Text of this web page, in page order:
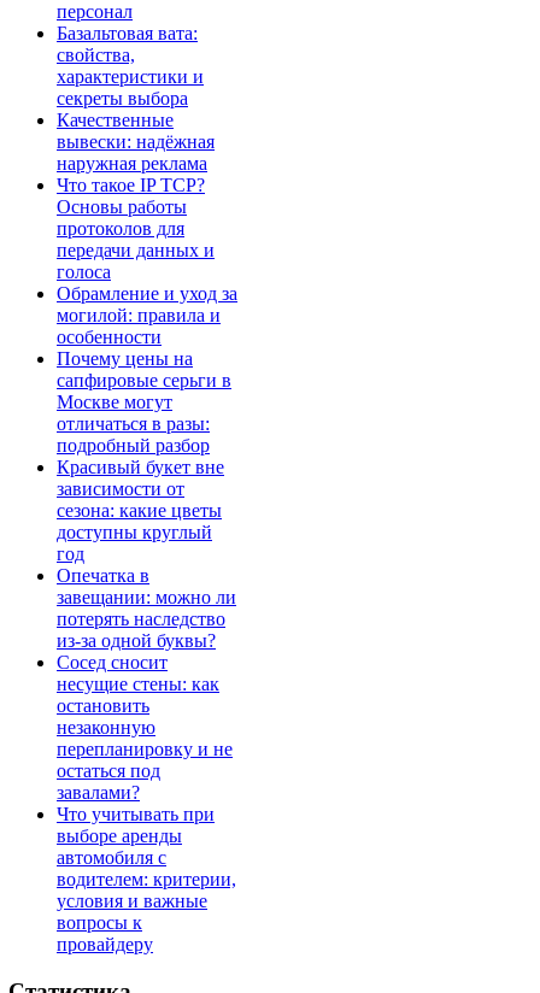
персонал
Базальтовая вата:
свойства,
характеристики и
секреты выбора
Качественные
вывески: надёжная
наружная реклама
Что такое IP TCP?
Основы работы
протоколов для
передачи данных и
голоса
Обрамление и уход за
могилой: правила и
особенности
Почему цены на
сапфировые серьги в
Москве могут
отличаться в разы:
подробный разбор
Красивый букет вне
зависимости от
сезона: какие цветы
доступны круглый
год
Опечатка в
завещании: можно ли
потерять наследство
из-за одной буквы?
Сосед сносит
несущие стены: как
остановить
незаконную
перепланировку и не
остаться под
завалами?
Что учитывать при
выборе аренды
автомобиля с
водителем: критерии,
условия и важные
вопросы к
провайдеру